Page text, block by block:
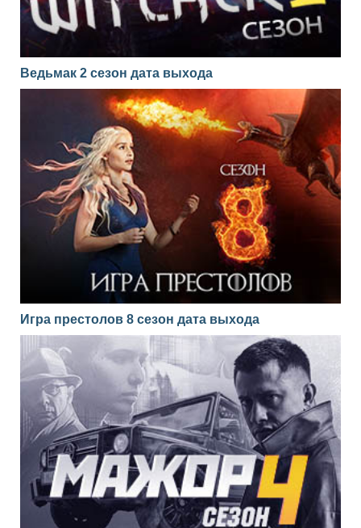
Ведьмак 2 сезон дата выхода
Игра престолов 8 сезон дата выхода